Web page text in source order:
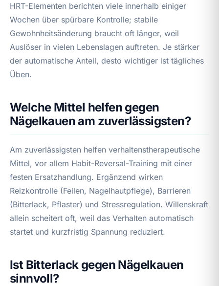
HRT-Elementen berichten viele innerhalb einiger
Wochen über spürbare Kontrolle; stabile
Gewohnheitsänderung braucht oft länger, weil
Auslöser in vielen Lebenslagen auftreten. Je stärker
der automatische Anteil, desto wichtiger ist tägliches
Üben.
Welche Mittel helfen gegen
Nägelkauen am zuverlässigsten?
Am zuverlässigsten helfen verhaltenstherapeutische
Mittel, vor allem Habit-Reversal-Training mit einer
festen Ersatzhandlung. Ergänzend wirken
Reizkontrolle (Feilen, Nagelhautpflege), Barrieren
(Bitterlack, Pflaster) und Stressregulation. Willenskraft
allein scheitert oft, weil das Verhalten automatisch
startet und kurzfristig Spannung reduziert.
Ist Bitterlack gegen Nägelkauen
sinnvoll?